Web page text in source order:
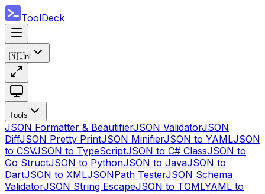
ToolDeck
🇳🇱nl
Tools
JSON Formatter & BeautifierJSON ValidatorJSON
DiffJSON Pretty PrintJSON MinifierJSON to YAMLJSON
to CSVJSON to TypeScriptJSON to C# ClassJSON to
Go StructJSON to PythonJSON to JavaJSON to
DartJSON to XMLJSONPath TesterJSON Schema
ValidatorJSON String EscapeJSON to TOMLYAML to